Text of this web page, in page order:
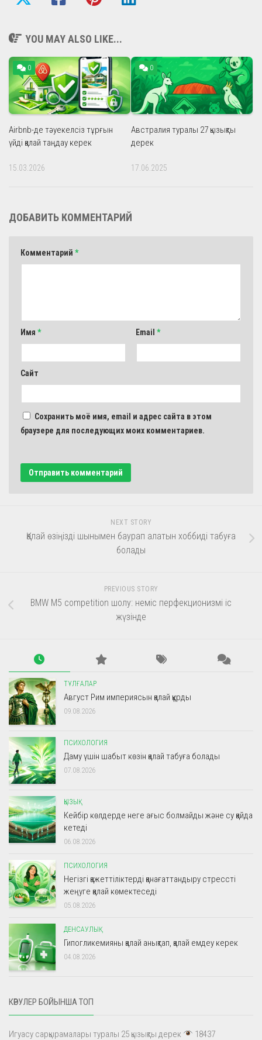
YOU MAY ALSO LIKE...
0
Airbnb-де тәуекелсіз тұрғын
үйді қалай таңдау керек
15.03.2026
0
Австралия туралы 27 қызықты
дерек
17.06.2025
ДОБАВИТЬ КОММЕНТАРИЙ
Комментарий *
Имя * Email *
Сайт
Сохранить моё имя, email и адрес сайта в этом
браузере для последующих моих комментариев.
NEXT STORY
Қалай өзіңізді шынымен баурап алатын хоббиді табуға
болады
PREVIOUS STORY
BMW M5 competition шолу: неміс перфекционизмі іс
жүзінде
ТҰЛҒАЛАР
Август Рим империясын қалай құрды
09.08.2026
ПСИХОЛОГИЯ
Даму үшін шабыт көзін қалай табуға болады
07.08.2026
ҚЫЗЫҚ
Кейбір көлдерде неге ағыс болмайды және су қайда
кетеді
06.08.2026
ПСИХОЛОГИЯ
Негізгі қажеттіліктерді қанағаттандыру стрессті
жеңуге қалай көмектеседі
05.08.2026
ДЕНСАУЛЫҚ
Гипогликемияны қалай анықтап, қалай емдеу керек
04.08.2026
КӨРУЛЕР БОЙЫНША ТОП
Игуасу сарқырамалары туралы 25 қызықты дерек 18437